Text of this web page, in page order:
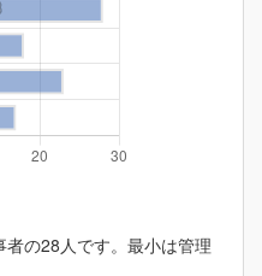
の28人です。最小は管理